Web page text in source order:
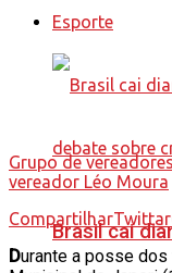
Esporte
Brasil cai
Grupo de
vereador Léo Moura
CompartilharTwittar
Durante a posse dos